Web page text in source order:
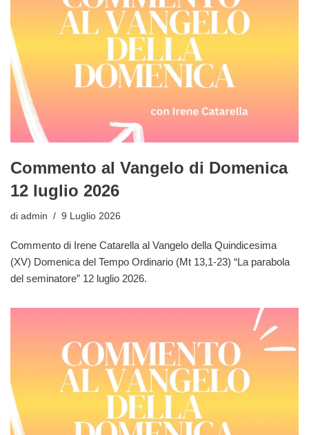
Commento al Vangelo di Domenica
12 luglio 2026
di admin 9 Luglio 2026
Commento di Irene Catarella al Vangelo della Quindicesima
(XV) Domenica del Tempo Ordinario (Mt 13,1-23) “La parabola
del seminatore” 12 luglio 2026.